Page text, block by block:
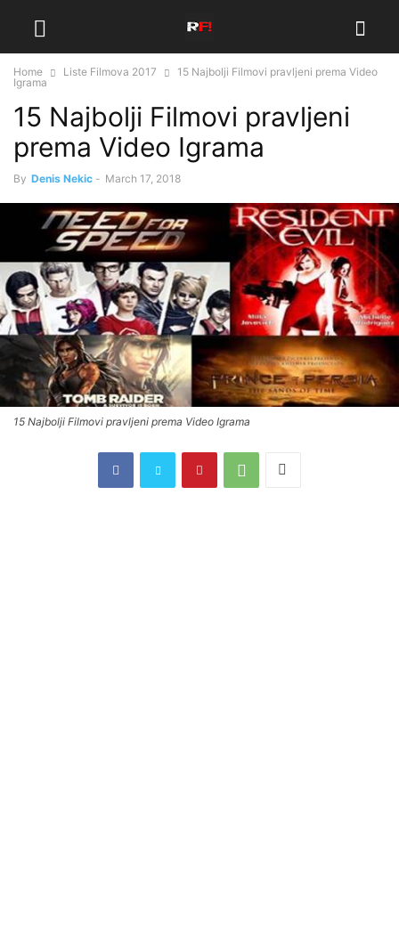
Home Liste Filmova 2017
15 Najbolji Filmovi pravljeni prema Video
Igrama
15 Najbolji Filmovi pravljeni
prema Video Igrama
By Denis Nekic - March 17, 2018
15 Najbolji Filmovi pravljeni prema Video Igrama